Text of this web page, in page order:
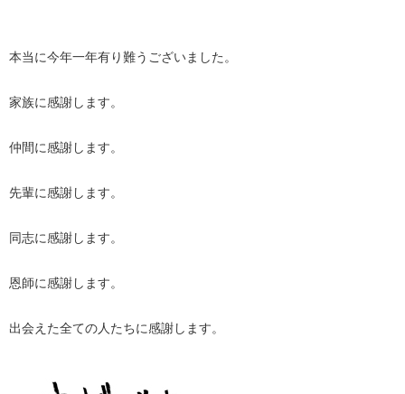
本当に今年一年有り難うございました。
家族に感謝します。
仲間に感謝します。
先輩に感謝します。
同志に感謝します。
恩師に感謝します。
出会えた全ての人たちに感謝します。